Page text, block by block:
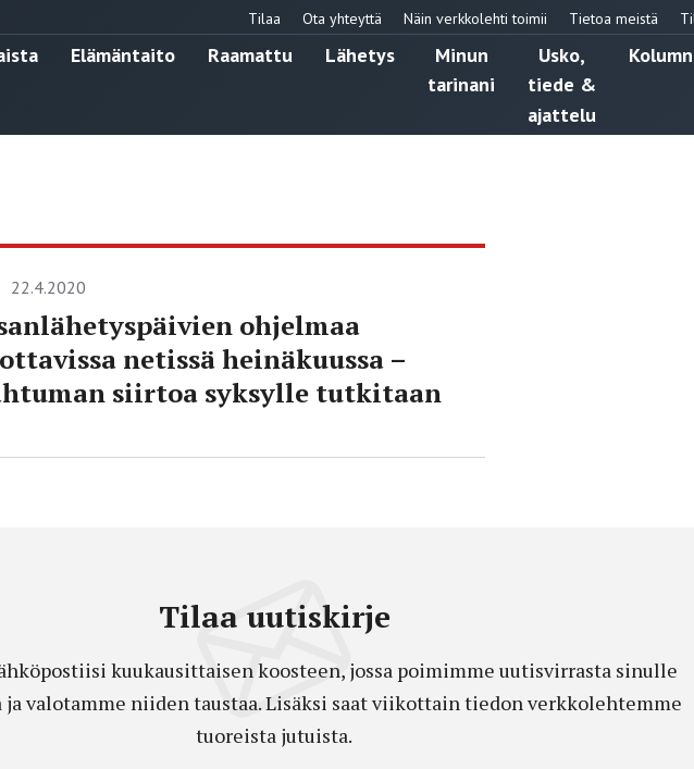
Tilaa Ota yhteyttä Näin verkkolehti toimii Tietoa meistä
Elämäntaito Raamattu Lähetys
Minun
tarinani
Usko,
tiede &
ajattelu
22.4.2020
ohjelmaa
netissä heinäkuussa –
siirtoa syksylle tutkitaan
Tilaa uutiskirje
kuukausittaisen koosteen, jossa poimimme uutisvirrasta sinulle
valotamme niiden taustaa. Lisäksi saat viikottain tiedon verkkolehtemme
tuoreista jutuista.